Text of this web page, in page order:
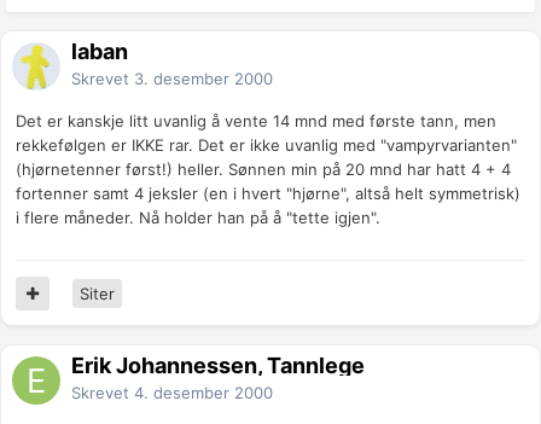
laban
Skrevet 3. desember 2000
Det er kanskje litt uvanlig å vente 14 mnd med første tann, men
rekkefølgen er IKKE rar. Det er ikke uvanlig med "vampyrvarianten"
(hjørnetenner først!) heller. Sønnen min på 20 mnd har hatt 4 + 4
fortenner samt 4 jeksler (en i hvert "hjørne", altså helt symmetrisk)
i flere måneder. Nå holder han på å "tette igjen".
Siter
Erik Johannessen, Tannlege
Skrevet 4. desember 2000